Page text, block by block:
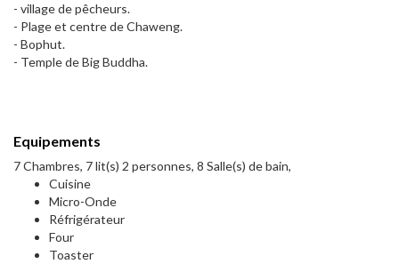
- village de pêcheurs.
- Plage et centre de Chaweng.
- Bophut.
- Temple de Big Buddha.
Equipements
7 Chambres, 7 lit(s) 2 personnes, 8 Salle(s) de bain,
Cuisine
Micro-Onde
Réfrigérateur
Four
Toaster